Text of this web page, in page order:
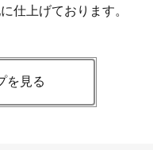
仕上げております。
を見る